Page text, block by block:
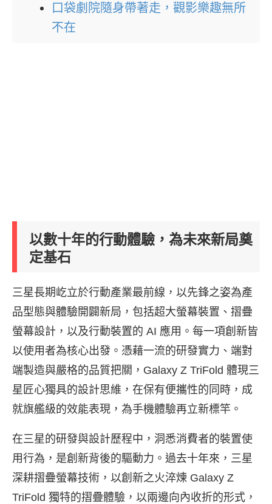
口袋劇院隨身帶著走，觀影樂趣無所
不在
以數十年的行動體驗，為未來新局奠
定基石
三星長期屹立於行動產業最前線，以先鋒之姿為產
品型態與體驗開闢新局，包括超大螢幕裝置、摺疊
螢幕設計，以及行動裝置的 AI 應用。每一項創新皆
以使用者為核心出發。憑藉一流的研發實力、端對
端製造與嚴格的品質把關，Galaxy Z TriFold 體現三
星匠心獨具的設計思維，在保有便攜性的同時，成
就旗艦級的效能表現，為手機體驗再立新標竿。
在三星的研發與設計歷程中，洞悉消費者的裝置使
用行為，是創新背後的驅動力。過去十年來，三星
深耕摺疊螢幕技術，以創新之火淬煉 Galaxy Z
TriFold 獨特的摺疊體驗，以兩邊向內收折的形式，